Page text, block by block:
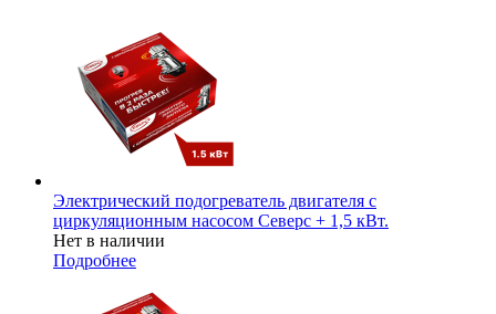
Электрический подогреватель двигателя с
циркуляционным насосом Северс + 1,5 кВт.
Нет в наличии
Подробнее